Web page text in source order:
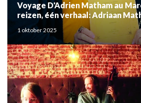
Voyage D'Adrien Matham au
reizen, één verhaal: Adriaan
Mouden
1 oktober 2025